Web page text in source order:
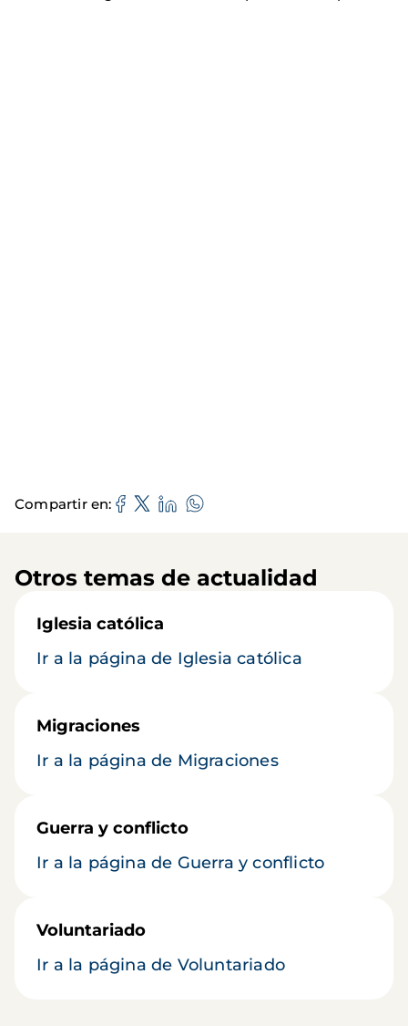
Compartir en
Otros temas de actualidad
Iglesia católica
Ir a la página de Iglesia católica
Migraciones
Ir a la página de Migraciones
Guerra y conflicto
Ir a la página de Guerra y conflicto
Voluntariado
Ir a la página de Voluntariado